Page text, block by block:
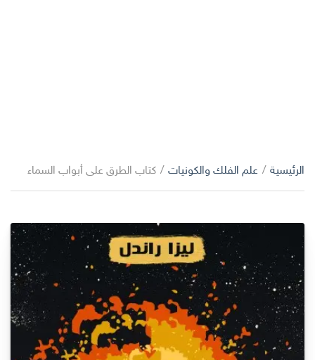
الرئيسية / علم الفلك والكونيات / كتاب الطرق على أبواب السماء